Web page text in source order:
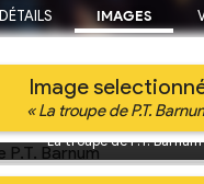
DÉTAILS IMAGES
Image
« La troupe de P.T.
La troupe de P.T. Barnum